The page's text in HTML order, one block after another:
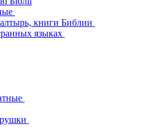
книги Библии
языках